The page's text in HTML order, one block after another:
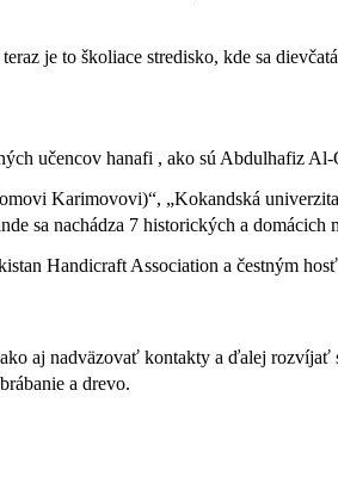
je to školiace stredisko, kde sa
učencov hanafi , ako sú Abdulhafiz
Karimovovi)“, „Kokandská
sa nachádza 7 historických a domácich
Handicraft Association a čestným
aj nadväzovať kontakty a ďalej rozvíjať
a drevo.